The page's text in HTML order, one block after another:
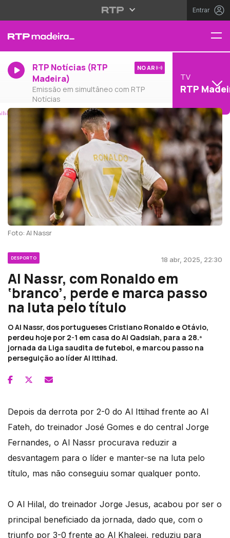
Entrar
RTP Notícias (RTP
Madeira)
Emissão em simultâneo com RTP
Notícias
NO AR
TV
RTP
Foto: Al Nassr
DESPORTO 18 abr, 2025, 22:30
Al Nassr, com Ronaldo em
‘branco’, perde e marca passo
na luta pelo título
O Al Nassr, dos portugueses Cristiano Ronaldo e Otávio,
perdeu hoje por 2-1 em casa do Al Qadsiah, para a 28.ª
jornada da Liga saudita de futebol, e marcou passo na
perseguição ao líder Al Ittihad.
Depois da derrota por 2-0 do Al Ittihad frente ao Al
Fateh, do treinador José Gomes e do central Jorge
Fernandes, o Al Nassr procurava reduzir a
desvantagem para o líder e manter-se na luta pelo
título, mas não conseguiu somar qualquer ponto.
O Al Hilal, do treinador Jorge Jesus, acabou por ser o
principal beneficiado da jornada, dado que, com o
triunfo por 3-0 frente ao Al Khaleej, reduziu para